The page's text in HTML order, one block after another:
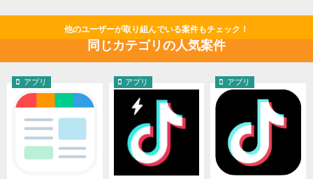
他のユーザーが取り組んでいる案件もチェック！
同じカテゴリの人気案件
アプリ アプリ アプリ